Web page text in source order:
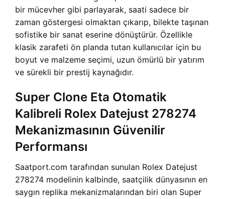
bir mücevher gibi parlayarak, saati sadece bir
zaman göstergesi olmaktan çıkarıp, bilekte taşınan
sofistike bir sanat eserine dönüştürür. Özellikle
klasik zarafeti ön planda tutan kullanıcılar için bu
boyut ve malzeme seçimi, uzun ömürlü bir yatırım
ve sürekli bir prestij kaynağıdır.
Super Clone Eta Otomatik
Kalibreli Rolex Datejust 278274
Mekanizmasının Güvenilir
Performansı
Saatport.com tarafından sunulan Rolex Datejust
278274 modelinin kalbinde, saatçilik dünyasının en
saygın replika mekanizmalarından biri olan Super